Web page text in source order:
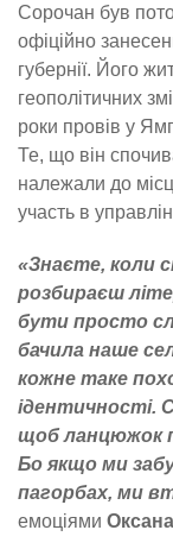
Сорочан був
офіційно
губернії. Його
геополітичних
роки провів у
Те, що він
належали до
участь в
«Знаєте, коли
розбираєш
бути просто
бачила наше
кожне таке
ідентичності.
щоб ланцюжок
Бо якщо ми
пагорбах, ми
емоціями